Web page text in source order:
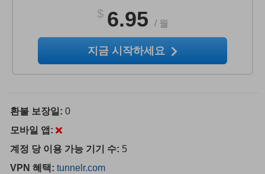
$ 6.95 / 월
지금 시작하세요
환불 보장일: 0
모바일 앱:
계정 당 이용 가능 기기 수: 5
VPN 혜택: tunnelr.com